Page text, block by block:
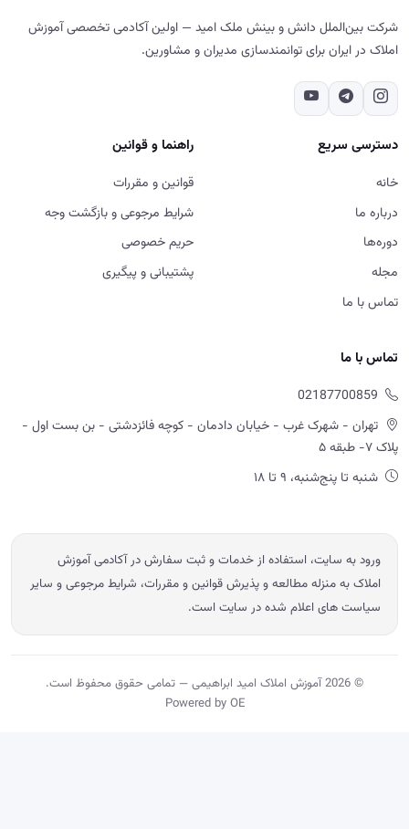
شرکت بین‌الملل دانش و بینش ملک امید — اولین آکادمی تخصصی آموزش
املاک در ایران برای توانمندسازی مدیران و مشاورین.
دسترسی سریع
خانه
درباره ما
دوره‌ها
مجله
تماس با ما
راهنما و قوانین
قوانین و مقررات
شرایط مرجوعی و بازگشت وجه
حریم خصوصی
پشتیبانی و پیگیری
تماس با ما
02187700859
تهران - شهرک غرب - خیابان دادمان - کوچه فائزدشتی - بن بست اول -
پلاک ۷- طبقه ۵
شنبه تا پنج‌شنبه، ۹ تا ۱۸
ورود به سایت، استفاده از خدمات و ثبت سفارش در آکادمی آموزش
املاک به منزله مطالعه و پذیرش قوانین و مقررات، شرایط مرجوعی و سایر
سیاست های اعلام شده در سایت است.
© 2026 آموزش املاک امید ابراهیمی — تمامی حقوق محفوظ است.
Powered by OE